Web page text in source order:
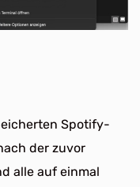
Spotify-
der zuvor
alle auf einmal